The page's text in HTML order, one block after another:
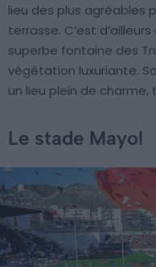
lieu des plus agréables
terrasse. C’est
superbe fontaine des
végétation luxuriante.
un lieu plein de charme,
Le stade Mayol